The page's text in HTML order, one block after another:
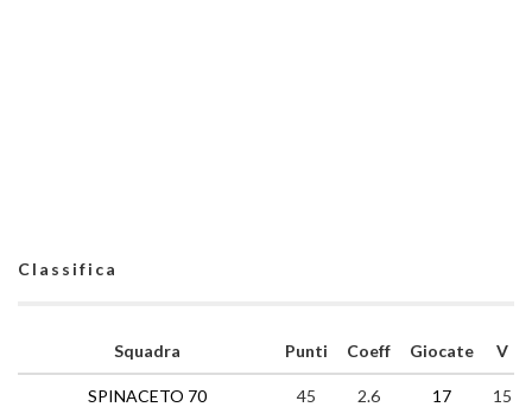
Classifica
Squadra
SPINACETO 70
Punti Coeff Giocate V
45 2.6 17 15